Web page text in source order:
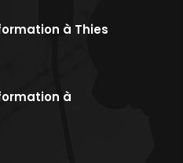
à Thies
à